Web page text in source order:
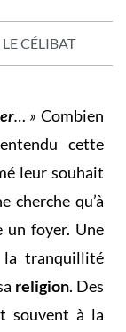
LE CÉLIBAT
… »Combien
cette
leur souhait
cherche qu’à
foyer. Une
tranquillité
religion. Des
souvent à la